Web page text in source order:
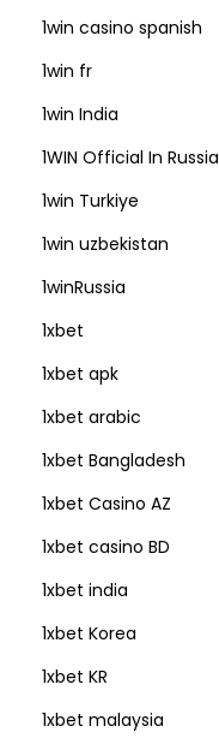
1win casino spanish
1win fr
1win India
1WIN Official In Russia
1win Turkiye
1win uzbekistan
1winRussia
1xbet
1xbet apk
1xbet arabic
1xbet Bangladesh
1xbet Casino AZ
1xbet casino BD
1xbet india
1xbet Korea
1xbet KR
1xbet malaysia